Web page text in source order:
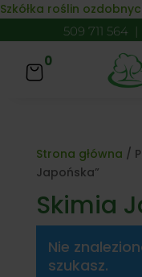
Skip to content
Szkółka roślin
509 711 564 |
0
Strona główna /
Japońska”
Skimia
Nie
szukasz.